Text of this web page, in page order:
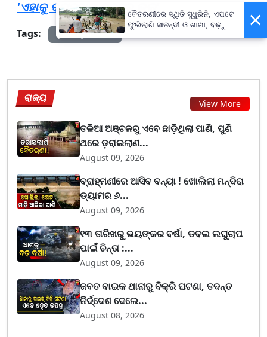
'ଏହାକୁ ବ୍ୟବହାର ନକଲେ ଭଲ'
Tags:
prameyanews7
ରାଜ୍ୟ View More
ତଳିଆ ଅଞ୍ଚଳରୁ ଏବେ ଛାଡ଼ିଥିଲା ପାଣି, ପୁଣି
ଥରେ ଡ଼ରାଇଲାଣ...
August 09, 2026
ବ୍ରାହ୍ମଣୀରେ ଆସିବ ବନ୍ୟା ! ଖୋଲିଲା ମନ୍ଦିରା
ଡ୍ୟାମର ୬...
August 09, 2026
୧୩ ତାରିଖରୁ ଭୟଙ୍କର ବର୍ଷା, ଡବଲ ଲଘୁଚାପ
ପାଇଁ ଚିନ୍ତା :...
August 09, 2026
ଜବତ ବାଇକ ଥାନାରୁ ବିକ୍ରି ଘଟଣା, ତଦନ୍ତ
ନିର୍ଦ୍ଦେଶ ଦେଲେ...
August 08, 2026
×
ବୈତରଣୀରେ ସ୍ଥିତି ସୁଧୁରିନି, ଏପଟେ
ଫୁଲିଲାଣି ସାଳନ୍ଦୀ ଓ ଶାଖା, ବଢ଼ୁଛି
ବନ୍ୟା ଭୟ